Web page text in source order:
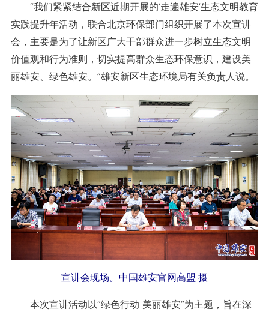
“我们紧紧结合新区近期开展的‘走遍雄安’生态文明教育
实践提升年活动，联合北京环保部门组织开展了本次宣讲
会，主要是为了让新区广大干部群众进一步树立生态文明
价值观和行为准则，切实提高群众生态环保意识，建设美
丽雄安、绿色雄安。”雄安新区生态环境局有关负责人说。
宣讲会现场。中国雄安官网高盟 摄
本次宣讲活动以“绿色行动 美丽雄安”为主题，旨在深